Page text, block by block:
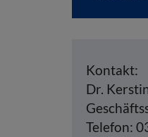
Kontakt:
Dr.
Telefon: